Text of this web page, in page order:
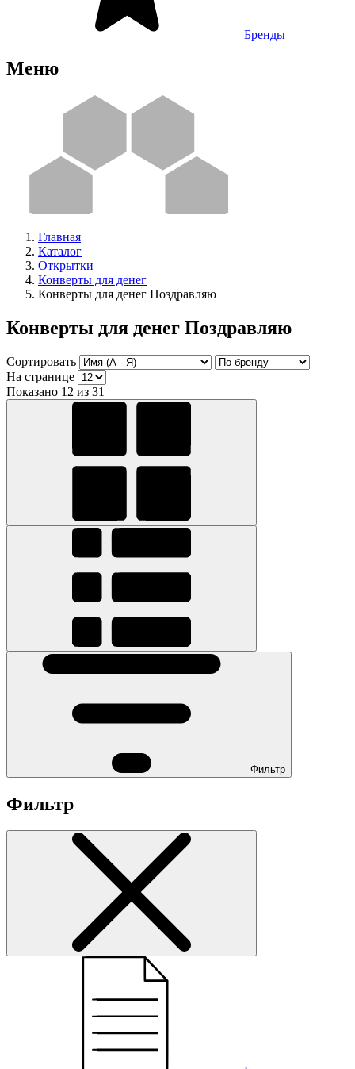
Бренды
Меню
Главная
Каталог
Открытки
Конверты для денег
Конверты для денег Поздравляю
Конверты для денег Поздравляю
Сортировать
На странице
Показано 12 из 31
Фильтр
Фильтр